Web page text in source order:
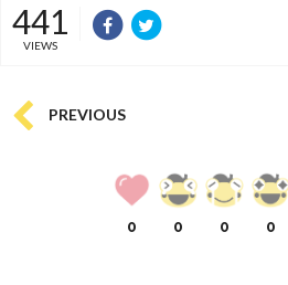
441
VIEWS
PREVIOUS
0 0 0 0